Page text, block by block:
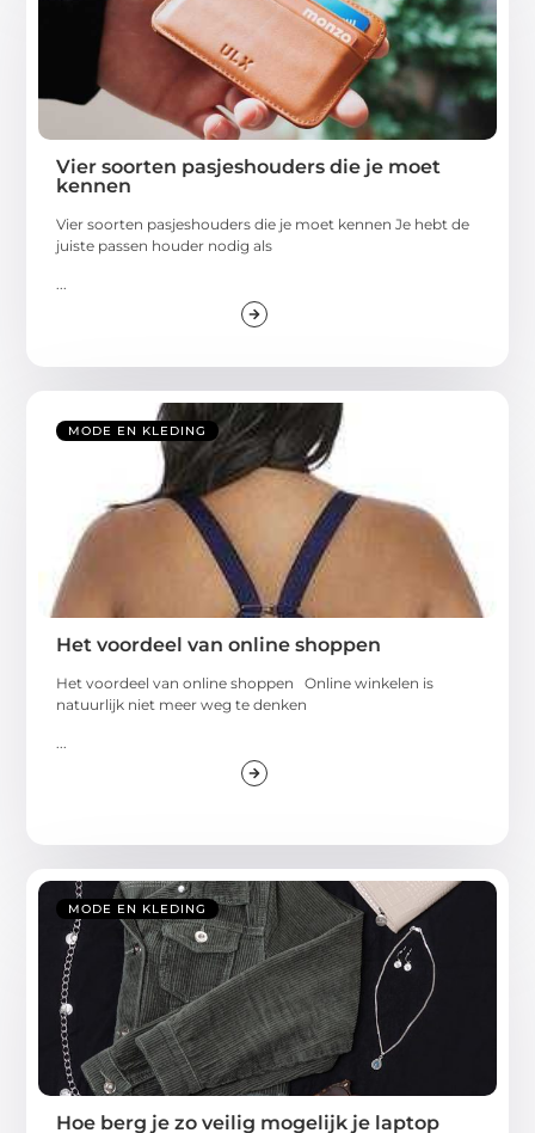
Vier soorten pasjeshouders die je moet
kennen
Vier soorten pasjeshouders die je moet kennen Je hebt de
juiste passen houder nodig als
...
MODE EN KLEDING
Het voordeel van online shoppen
Het voordeel van online shoppen Online winkelen is
natuurlijk niet meer weg te denken
...
MODE EN KLEDING
Hoe berg je zo veilig mogelijk je laptop